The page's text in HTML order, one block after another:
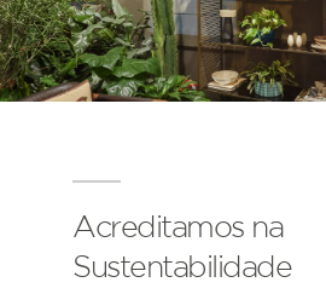
Acreditamos na
Sustentabilidade